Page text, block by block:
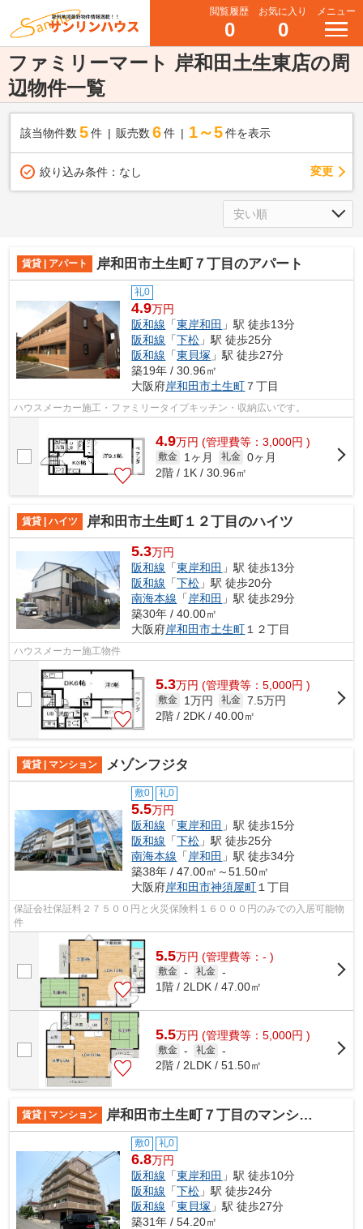
閲覧履歴
0
お気に入り
0
メニュー
ファミリーマート 岸和田土生東店の周
辺物件一覧
該当物件数 5件 販売数 6 件 1～5 件を表示
絞り込み条件： なし 変更
賃貸 | アパート 岸和田市土生町７丁目のアパート
礼0
4.9万円
阪和線 「東岸和田 」駅 徒歩13分
阪和線 「下松 」駅 徒歩25分
阪和線 「東貝塚 」駅 徒歩27分
築19年 / 30.96㎡
大阪府岸和田市土生町 ７丁目
ハウスメーカー施工・ファミリータイプキッチン・収納広いです。
4.9万円 (管理費等：3,000円 )
敷金 1ヶ月 礼金 0ヶ月
2階 / 1K / 30.96㎡
賃貸 | ハイツ 岸和田市土生町１２丁目のハイツ
5.3万円
阪和線 「東岸和田 」駅 徒歩13分
阪和線 「下松 」駅 徒歩20分
南海本線 「 岸和田 」駅 徒歩29分
築30年 / 40.00㎡
大阪府岸和田市土生町 １２丁目
ハウスメーカー施工物件
5.3万円 (管理費等：5,000円 )
敷金 1万円 礼金 7.5万円
2階 / 2DK / 40.00㎡
賃貸 | マンション メゾンフジタ
敷0 礼0
5.5万円
阪和線 「東岸和田 」駅 徒歩15分
阪和線 「下松 」駅 徒歩25分
南海本線 「 岸和田 」駅 徒歩34分
築38年 / 47.00㎡～51.50㎡
大阪府岸和田市神須屋町 １丁目
保証会社保証料２７５００円と火災保険料１６０００円のみでの入居可能物
件
5.5万円 (管理費等：- )
敷金 - 礼金 -
1階 / 2LDK / 47.00㎡
5.5万円 (管理費等：5,000円 )
敷金 - 礼金 -
2階 / 2LDK / 51.50㎡
賃貸 | マンション 岸和田市土生町７丁目のマンション
敷0 礼0
6.8万円
阪和線 「東岸和田 」駅 徒歩10分
阪和線 「下松 」駅 徒歩24分
阪和線 「東貝塚 」駅 徒歩27分
築31年 / 54.20㎡